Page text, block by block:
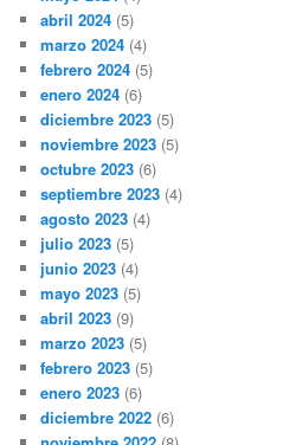
abril 2024 (5)
marzo 2024 (4)
febrero 2024 (5)
enero 2024 (6)
diciembre 2023 (5)
noviembre 2023 (5)
octubre 2023 (6)
septiembre 2023 (4)
agosto 2023 (4)
julio 2023 (5)
junio 2023 (4)
mayo 2023 (5)
abril 2023 (9)
marzo 2023 (5)
febrero 2023 (5)
enero 2023 (6)
diciembre 2022 (6)